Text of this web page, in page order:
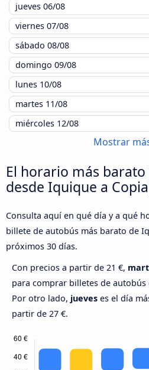
jueves 06/08
viernes 07/08
sábado 08/08
domingo 09/08
lunes 10/08
martes 11/08
miércoles 12/08
Mostrar
El horario más
desde Iquique a
Consulta aquí en qué día y a qué
billete de autobús más barato de
próximos 30 días.
Con precios a partir de 21 €,
para comprar billetes de
Por otro lado, jueves es el día
partir de 27 €.